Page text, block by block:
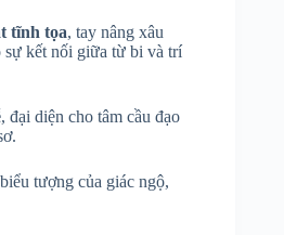
tĩnh tọa, tay nâng xâu
kết nối giữa từ bi và trí
, đại diện cho tâm cầu đạo
tượng của giác ngộ,